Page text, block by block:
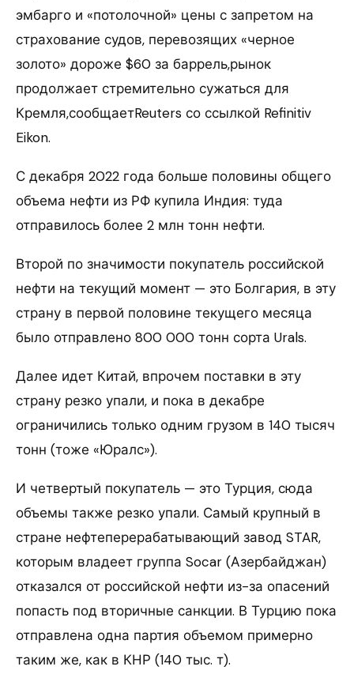
эмбарго и «потолочной» цены с запретом на
страхование судов, перевозящих «черное
золото» дороже $60 за баррель,рынок
продолжает стремительно сужаться для
Кремля,сообщаетReuters со ссылкой Refinitiv
Eikon.
С декабря 2022 года больше половины общего
объема нефти из РФ купила Индия: туда
отправилось более 2 млн тонн нефти.
Второй по значимости покупатель российской
нефти на текущий момент — это Болгария, в эту
страну в первой половине текущего месяца
было отправлено 800 000 тонн сорта Urals.
Далее идет Китай, впрочем поставки в эту
страну резко упали, и пока в декабре
ограничились только одним грузом в 140 тысяч
тонн (тоже «Юралс»).
И четвертый покупатель — это Турция, сюда
объемы также резко упали. Самый крупный в
стране нефтеперерабатывающий завод STAR,
которым владеет группа Socar (Азербайджан)
отказался от российской нефти из-за опасений
попасть под вторичные санкции. В Турцию пока
отправлена одна партия объемом примерно
таким же, как в КНР (140 тыс. т).